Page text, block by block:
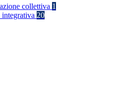
collettiva 1
20